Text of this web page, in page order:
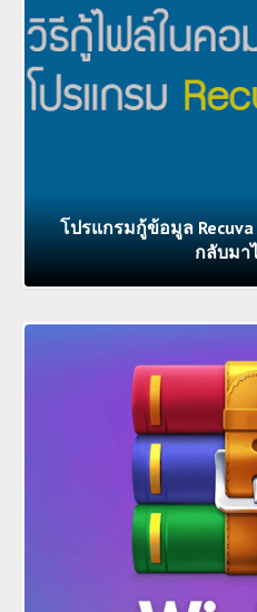
โปรแกรมกู้ข้อมูล
กลับมา